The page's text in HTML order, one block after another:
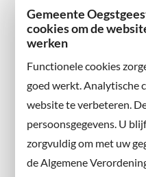
Gemeente
cookies om de
werken
Functionele cookies
goed werkt. Analytische
website te verbeteren.
persoonsgegevens. U
zorgvuldig om met uw
de Algemene
2342 AN Oegstgeest
Wilt u niets missen?
en volg ons ook op sociale
Facebook
X
Instagram